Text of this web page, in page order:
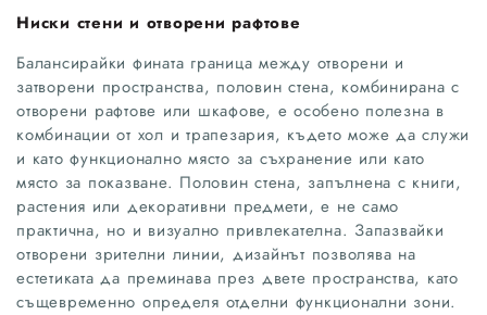
Ниски стени и отворени рафтове
Балансирайки фината граница между отворени и
затворени пространства, половин стена, комбинирана с
отворени рафтове или шкафове, е особено полезна в
комбинации от хол и трапезария, където може да служи
и като функционално място за съхранение или като
място за показване. Половин стена, запълнена с книги,
растения или декоративни предмети, е не само
практична, но и визуално привлекателна. Запазвайки
отворени зрителни линии, дизайнът позволява на
естетиката да преминава през двете пространства, като
същевременно определя отделни функционални зони.